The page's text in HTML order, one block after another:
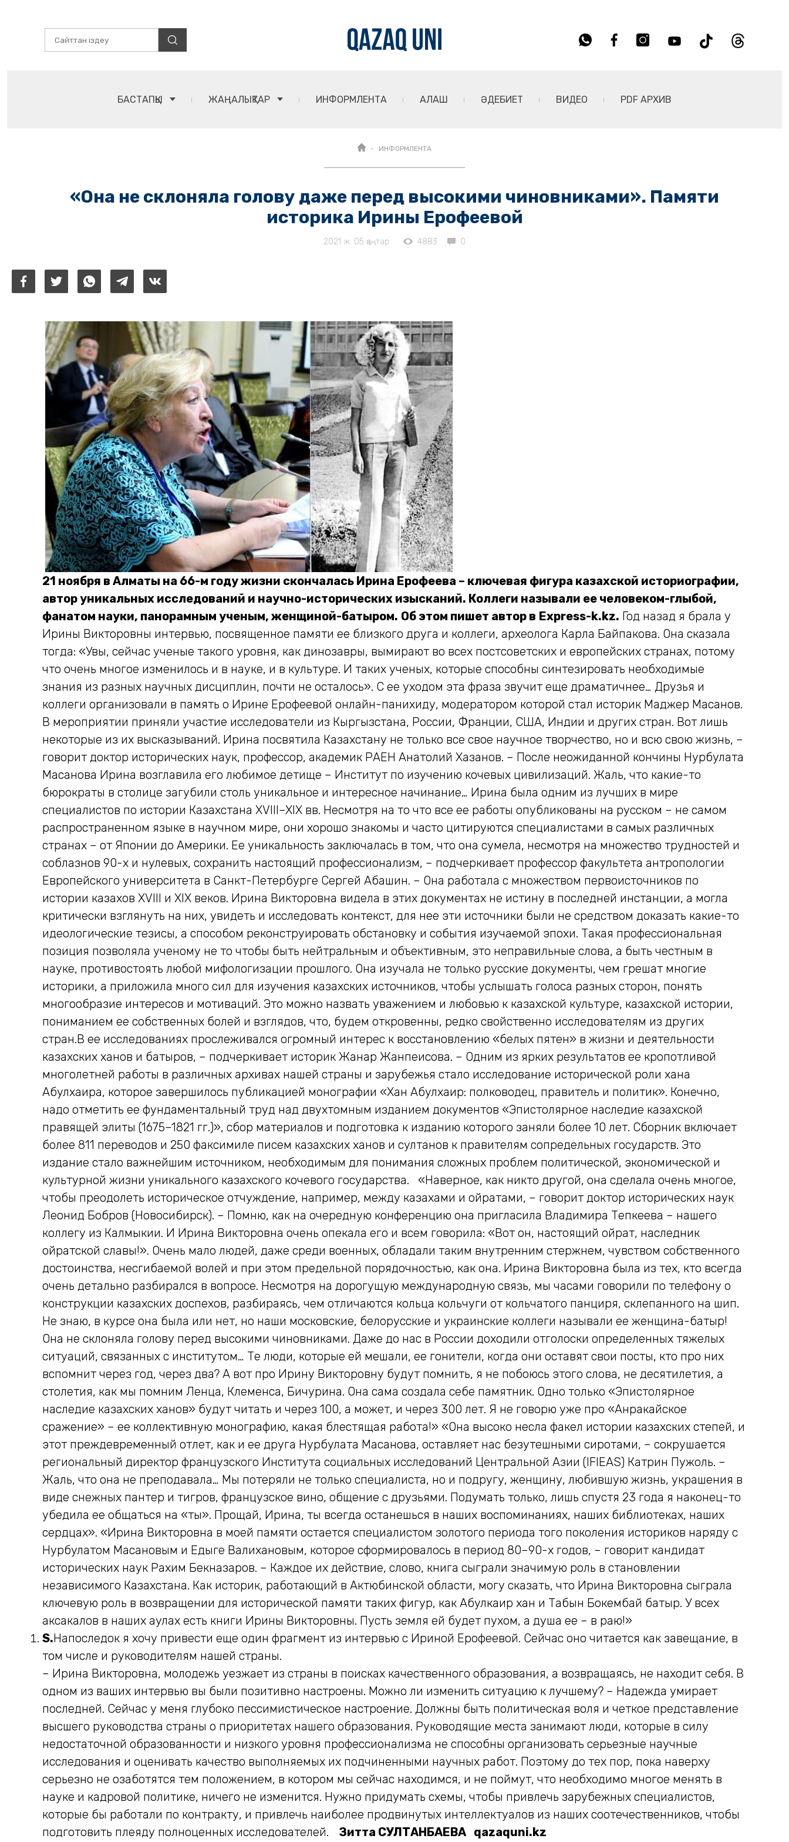
БАСТАПҚЫ ЖАҢАЛЫҚТАР ИНФОРМЛЕНТА АЛАШ ӘДЕБИЕТ ВИДЕО PDF АРХИВ
ИНФОРМЛЕНТА
«Она не склоняла голову даже перед высокими чиновниками». Памяти
историка Ирины Ерофеевой
2021 ж. 05 қаңтар 4883 0
21 ноября в Алматы на 66-м году жизни скончалась Ирина Ерофеева – ключевая фигура казахской историографии,
автор уникальных исследований и научно-исторических изысканий. Коллеги называли ее человеком-глыбой,
фанатом науки, панорамным ученым, женщиной-батыром. Об этом пишет автор в Express-k.kz. Год назад я брала у
Ирины Викторовны интервью, посвященное памяти ее близкого друга и коллеги, археолога Карла Байпакова. Она сказала
тогда: «Увы, сейчас ученые такого уровня, как динозавры, вымирают во всех постсоветских и европейских странах, потому
что очень многое изменилось и в науке, и в культуре. И таких ученых, которые способны синтезировать необходимые
знания из разных научных дисциплин, почти не осталось». С ее уходом эта фраза звучит еще драматичнее… Друзья и
коллеги организовали в память о Ирине Ерофеевой онлайн-панихиду, модератором которой стал историк Маджер Масанов.
В мероприятии приняли участие исследователи из Кыргызстана, России, Франции, США, Индии и других стран. Вот лишь
некоторые из их высказываний. Ирина посвятила Казахстану не только все свое научное творчество, но и всю свою жизнь, –
говорит доктор исторических наук, профессор, академик РАЕН Анатолий Хазанов. – После неожиданной кончины Нурбулата
Масанова Ирина возглавила его любимое детище – Институт по изучению кочевых цивилизаций. Жаль, что какие-то
бюрократы в столице загубили столь уникальное и интересное начинание… Ирина была одним из лучших в мире
специалистов по истории Казахстана XVIII–XIX вв. Несмотря на то что все ее работы опубликованы на русском – не самом
распространенном языке в научном мире, они хорошо знакомы и часто цитируются специалистами в самых различных
странах – от Японии до Америки. Ее уникальность заключалась в том, что она сумела, несмотря на множество трудностей и
соблазнов 90-х и нулевых, сохранить настоящий профессионализм, – подчеркивает профессор факультета антропологии
Европейского университета в Санкт-Петербурге Сергей Абашин. – Она работала с множеством первоисточников по
истории казахов XVIII и XIX веков. Ирина Викторовна видела в этих документах не истину в последней инстанции, а могла
критически взглянуть на них, увидеть и исследовать контекст, для нее эти источники были не средством доказать какие-то
идеологические тезисы, а способом реконструировать обстановку и события изучаемой эпохи. Такая профессиональная
позиция позволяла ученому не то чтобы быть нейтральным и объективным, это неправильные слова, а быть честным в
науке, противостоять любой мифологизации прошлого. Она изучала не только русские документы, чем грешат многие
историки, а приложила много сил для изучения казахских источников, чтобы услышать голоса разных сторон, понять
многообразие интересов и мотиваций. Это можно назвать уважением и любовью к казахской культуре, казахской истории,
пониманием ее собственных болей и взглядов, что, будем откровенны, редко свойственно исследователям из других
стран.В ее исследованиях прослеживался огромный интерес к восстановлению «белых пятен» в жизни и деятельности
казахских ханов и батыров, – подчеркивает историк Жанар Жанпеисова. – Одним из ярких результатов ее кропотливой
многолетней работы в различных архивах нашей страны и зарубежья стало исследование исторической роли хана
Абулхаира, которое завершилось публикацией монографии «Хан Абулхаир: полководец, правитель и политик». Конечно,
надо отметить ее фундаментальный труд над двухтомным изданием документов «Эпистолярное наследие казахской
правящей элиты (1675–1821 гг.)», сбор материалов и подготовка к изданию которого заняли более 10 лет. Сборник включает
более 811 переводов и 250 факсимиле писем казахских ханов и султанов к правителям сопредельных государств. Это
издание стало важнейшим источником, необходимым для понимания сложных проблем политической, экономической и
культурной жизни уникального казахского кочевого государства. «Наверное, как никто другой, она сделала очень многое,
чтобы преодолеть историческое отчуждение, например, между казахами и ойратами, – говорит доктор исторических наук
Леонид Бобров (Новосибирск). – Помню, как на очередную конференцию она пригласила Владимира Тепкеева – нашего
коллегу из Калмыкии. И Ирина Викторовна очень опекала его и всем говорила: «Вот он, настоящий ойрат, наследник
ойратской славы!». Очень мало людей, даже среди военных, обладали таким внутренним стержнем, чувством собственного
достоинства, несгибаемой волей и при этом предельной порядочностью, как она. Ирина Викторовна была из тех, кто всегда
очень детально разбирался в вопросе. Несмотря на дорогущую международную связь, мы часами говорили по телефону о
конструкции казахских доспехов, разбираясь, чем отличаются кольца кольчуги от кольчатого панциря, склепанного на шип.
Не знаю, в курсе она была или нет, но наши московские, белорусские и украинские коллеги называли ее женщина-батыр!
Она не склоняла голову перед высокими чиновниками. Даже до нас в России доходили отголоски определенных тяжелых
ситуаций, связанных с институтом… Те люди, которые ей мешали, ее гонители, когда они оставят свои посты, кто про них
вспомнит через год, через два? А вот про Ирину Викторовну будут помнить, я не побоюсь этого слова, не десятилетия, а
столетия, как мы помним Ленца, Клеменса, Бичурина. Она сама создала себе памятник. Одно только «Эпистолярное
наследие казахских ханов» будут читать и через 100, а может, и через 300 лет. Я не говорю уже про «Анракайское
сражение» – ее коллективную монографию, какая блестящая работа!» «Она высоко несла факел истории казахских степей, и
этот преждевременный отлет, как и ее друга Нурбулата Масанова, оставляет нас безутешными сиротами, – сокрушается
региональный директор французского Института социальных исследований Центральной Азии (IFIEAS) Катрин Пужоль. –
Жаль, что она не преподавала… Мы потеряли не только специалиста, но и подругу, женщину, любившую жизнь, украшения в
виде снежных пантер и тигров, французское вино, общение с друзьями. Подумать только, лишь спустя 23 года я наконец-то
убедила ее общаться на «ты». Прощай, Ирина, ты всегда останешься в наших воспоминаниях, наших библиотеках, наших
сердцах». «Ирина Викторовна в моей памяти остается специалистом золотого периода того поколения историков наряду с
Нурбулатом Масановым и Едыге Валихановым, которое сформировалось в период 80–90-х годов, – говорит кандидат
исторических наук Рахим Бекназаров. – Каждое их действие, слово, книга сыграли значимую роль в становлении
независимого Казахстана. Как историк, работающий в Актюбинской области, могу сказать, что Ирина Викторовна сыграла
ключевую роль в возвращении для исторической памяти таких фигур, как Абулкаир хан и Табын Бокембай батыр. У всех
аксакалов в наших аулах есть книги Ирины Викторовны. Пусть земля ей будет пухом, а душа ее – в раю!»
S.Напоследок я хочу привести еще один фрагмент из интервью с Ириной Ерофеевой. Сейчас оно читается как завещание, в
том числе и руководителям нашей страны.
– Ирина Викторовна, молодежь уезжает из страны в поисках качественного образования, а возвращаясь, не находит себя. В
одном из ваших интервью вы были позитивно настроены. Можно ли изменить ситуацию к лучшему? – Надежда умирает
последней. Сейчас у меня глубоко пессимистическое настроение. Должны быть политическая воля и четкое представление
высшего руководства страны о приоритетах нашего образования. Руководящие места занимают люди, которые в силу
недостаточной образованности и низкого уровня профессионализма не способны организовать серьезные научные
исследования и оценивать качество выполняемых их подчиненными научных работ. Поэтому до тех пор, пока наверху
серьезно не озаботятся тем положением, в котором мы сейчас находимся, и не поймут, что необходимо многое менять в
науке и кадровой политике, ничего не изменится. Нужно придумать схемы, чтобы привлечь зарубежных специалистов,
которые бы работали по контракту, и привлечь наиболее продвинутых интеллектуалов из наших соотечественников, чтобы
подготовить плеяду полноценных исследователей.
Зитта СУЛТАНБАЕВА qazaquni.kz